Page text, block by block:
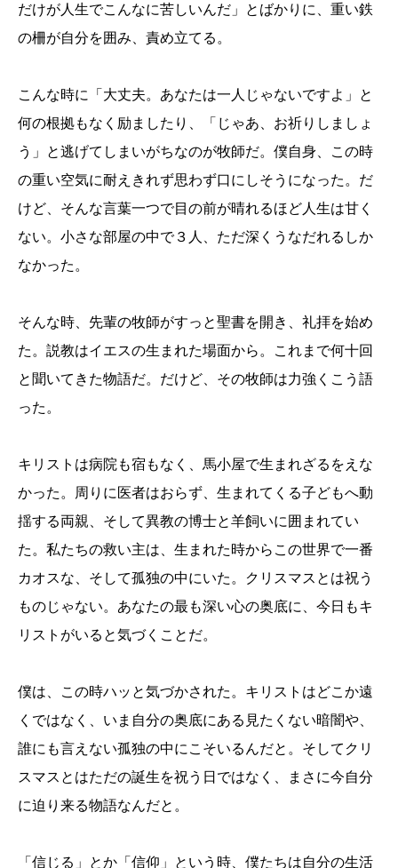
だけが人生でこんなに苦しいんだ」とばかりに、重い鉄
の柵が自分を囲み、責め立てる。
こんな時に「大丈夫。あなたは一人じゃないですよ」と
何の根拠もなく励ましたり、「じゃあ、お祈りしましょ
う」と逃げてしまいがちなのが牧師だ。僕自身、この時
の重い空気に耐えきれず思わず口にしそうになった。だ
けど、そんな言葉一つで目の前が晴れるほど人生は甘く
ない。小さな部屋の中で３人、ただ深くうなだれるしか
なかった。
そんな時、先輩の牧師がすっと聖書を開き、礼拝を始め
た。説教はイエスの生まれた場面から。これまで何十回
と聞いてきた物語だ。だけど、その牧師は力強くこう語
った。
キリストは病院も宿もなく、馬小屋で生まれざるをえな
かった。周りに医者はおらず、生まれてくる子どもへ動
揺する両親、そして異教の博士と羊飼いに囲まれてい
た。私たちの救い主は、生まれた時からこの世界で一番
カオスな、そして孤独の中にいた。クリスマスとは祝う
ものじゃない。あなたの最も深い心の奥底に、今日もキ
リストがいると気づくことだ。
僕は、この時ハッと気づかされた。キリストはどこか遠
くではなく、いま自分の奥底にある見たくない暗闇や、
誰にも言えない孤独の中にこそいるんだと。そしてクリ
スマスとはただの誕生を祝う日ではなく、まさに今自分
に迫り来る物語なんだと。
「信じる」とか「信仰」という時、僕たちは自分の生活